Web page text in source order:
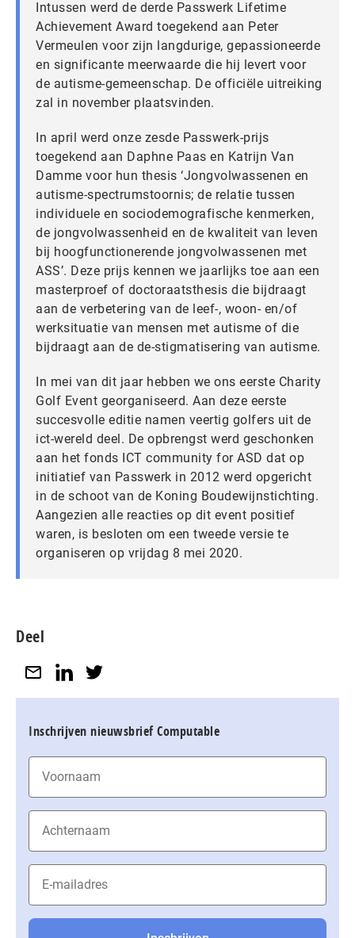
Intussen werd de derde Passwerk Lifetime
Achievement Award toegekend aan Peter
Vermeulen voor zijn langdurige, gepassioneerde
en significante meerwaarde die hij levert voor
de autisme-gemeenschap. De officiële uitreiking
zal in november plaatsvinden.
In april werd onze zesde Passwerk-prijs
toegekend aan Daphne Paas en Katrijn Van
Damme voor hun thesis ‘Jongvolwassenen en
autisme-spectrumstoornis; de relatie tussen
individuele en sociodemografische kenmerken,
de jongvolwassenheid en de kwaliteit van leven
bij hoogfunctionerende jongvolwassenen met
ASS’. Deze prijs kennen we jaarlijks toe aan een
masterproef of doctoraatsthesis die bijdraagt
aan de verbetering van de leef-, woon- en/of
werksituatie van mensen met autisme of die
bijdraagt aan de de-stigmatisering van autisme.
In mei van dit jaar hebben we ons eerste Charity
Golf Event georganiseerd. Aan deze eerste
succesvolle editie namen veertig golfers uit de
ict-wereld deel. De opbrengst werd geschonken
aan het fonds ICT community for ASD dat op
initiatief van Passwerk in 2012 werd opgericht
in de schoot van de Koning Boudewijnstichting.
Aangezien alle reacties op dit event positief
waren, is besloten om een tweede versie te
organiseren op vrijdag 8 mei 2020.
Deel
Inschrijven nieuwsbrief Computable